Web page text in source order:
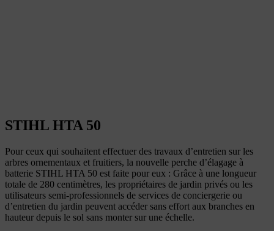
STIHL HTA 50
Pour ceux qui souhaitent effectuer des travaux d’entretien sur les
arbres ornementaux et fruitiers, la nouvelle perche d’élagage à
batterie STIHL HTA 50 est faite pour eux : Grâce à une longueur
totale de 280 centimètres, les propriétaires de jardin privés ou les
utilisateurs semi-professionnels de services de conciergerie ou
d’entretien du jardin peuvent accéder sans effort aux branches en
hauteur depuis le sol sans monter sur une échelle.